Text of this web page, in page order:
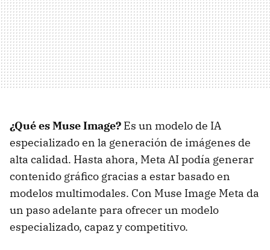
¿Qué es Muse Image? Es un modelo de IA
especializado en la generación de imágenes de
alta calidad. Hasta ahora, Meta AI podía generar
contenido gráfico gracias a estar basado en
modelos multimodales. Con Muse Image Meta da
un paso adelante para ofrecer un modelo
especializado, capaz y competitivo.